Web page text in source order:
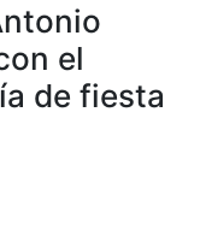
el
de fiesta